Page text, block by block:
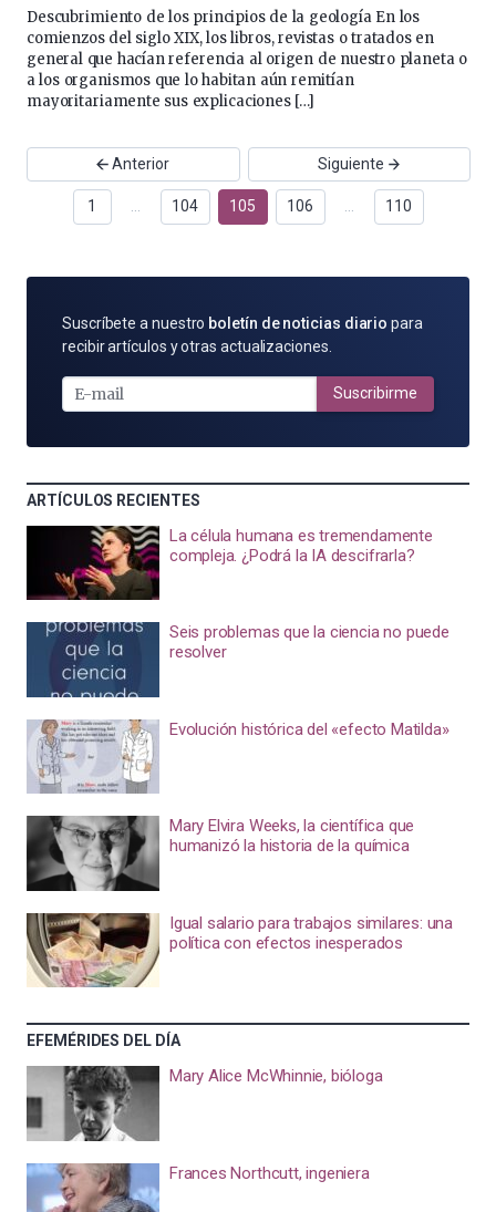
Descubrimiento de los principios de la geología En los
comienzos del siglo XIX, los libros, revistas o tratados en
general que hacían referencia al origen de nuestro planeta o
a los organismos que lo habitan aún remitían
mayoritariamente sus explicaciones […]
Anterior Siguiente
1 … 104 105 106 … 110
SUSCRÍBETE
POR
MAIL
Suscríbete a nuestro boletín de noticias diario para
recibir artículos y otras actualizaciones.
Suscribirme
ARTÍCULOS RECIENTES
La célula humana es tremendamente
compleja. ¿Podrá la IA descifrarla?
Seis problemas que la ciencia no puede
resolver
Evolución histórica del «efecto Matilda»
Mary Elvira Weeks, la científica que
humanizó la historia de la química
Igual salario para trabajos similares: una
política con efectos inesperados
EFEMÉRIDES DEL DÍA
Mary Alice McWhinnie, bióloga
Frances Northcutt, ingeniera